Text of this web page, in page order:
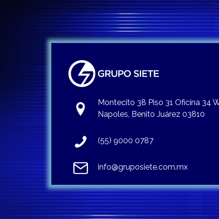
Montecito 38 Piso 31 Oficina 34
Napoles, Benito Juárez 03810
(55) 9000 0787
info@gruposiete.com.mx